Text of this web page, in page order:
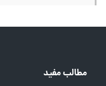
مطالب مفید